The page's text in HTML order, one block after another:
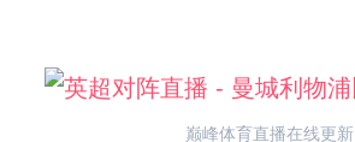
巅峰体育直播在线更新